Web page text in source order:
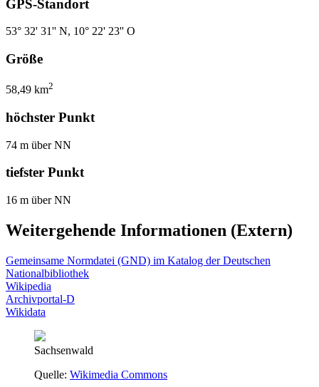
GPS-Standort
53° 32' 31'' N, 10° 22' 23'' O
Größe
58,49 km2
höchster Punkt
74 m über NN
tiefster Punkt
16 m über NN
Weitergehende Informationen (Extern)
Gemeinsame Normdatei (GND) im Katalog der Deutschen
Nationalbibliothek
Wikipedia
Archivportal-D
Wikidata
Sachsenwald
Quelle: Wikimedia Commons